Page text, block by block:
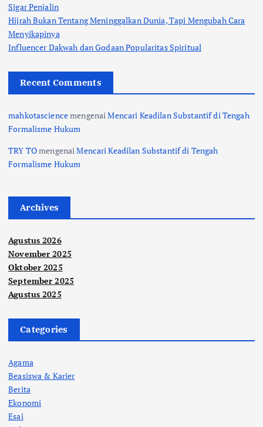
Sigar Penjalin
Hijrah Bukan Tentang Meninggalkan Dunia, Tapi Mengubah Cara
Menyikapinya
Influencer Dakwah dan Godaan Popularitas Spiritual
Recent Comments
mahkotasciencemengenaiMencari Keadilan Substantif di Tengah
Formalisme Hukum
TRY TOmengenaiMencari Keadilan Substantif di Tengah
Formalisme Hukum
Archives
Agustus 2026
November 2025
Oktober 2025
September 2025
Agustus 2025
Categories
Agama
Beasiswa & Karier
Berita
Ekonomi
Esai